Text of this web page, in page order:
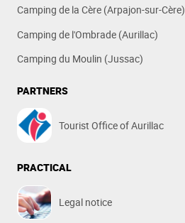
Camping de la Cère (Arpajon-sur-Cère)
Camping de l'Ombrade (Aurillac)
Camping du Moulin (Jussac)
PARTNERS
Tourist Office of Aurillac
PRACTICAL
Legal notice